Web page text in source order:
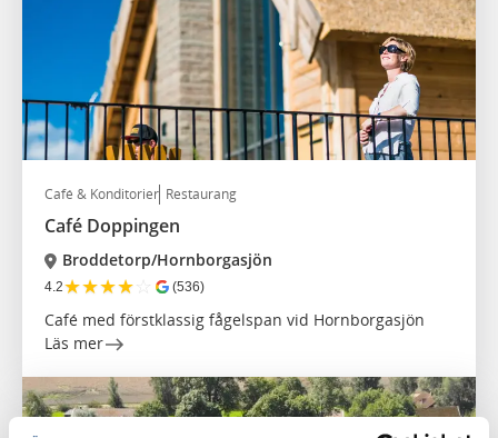
Café & Konditorier Restaurang
Café Doppingen
Broddetorp/Hornborgasjön
4.2★★★★☆ (536)
Café med förstklassig fågelspan vid Hornborgasjön
Läs mer